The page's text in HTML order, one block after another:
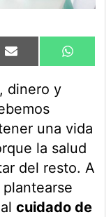
Compartir
en
Email
en
dinero y
una vida
la salud
del resto. A
cuidado de